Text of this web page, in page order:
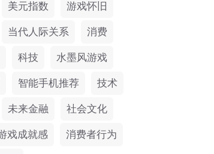
美元指数 游戏怀旧
当代人际关系 消费
科技 水墨风游戏
智能手机推荐 技术
未来金融 社会文化
戏成就感 消费者行为